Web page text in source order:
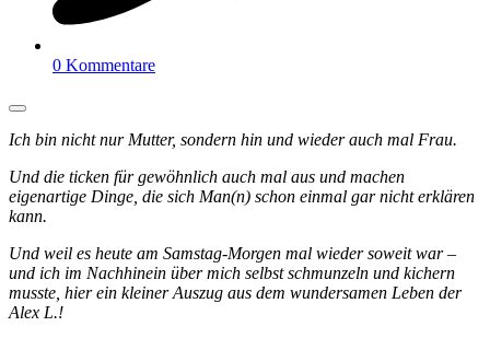
0 Kommentare
Ich bin nicht nur Mutter, sondern hin und wieder auch mal Frau.
Und die ticken für gewöhnlich auch mal aus und machen
eigenartige Dinge, die sich Man(n) schon einmal gar nicht erklären
kann.
Und weil es heute am Samstag-Morgen mal wieder soweit war –
und ich im Nachhinein über mich selbst schmunzeln und kichern
musste, hier ein kleiner Auszug aus dem wundersamen Leben der
Alex L.!